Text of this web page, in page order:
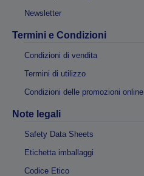
Newsletter
Termini e Condizioni
Condizioni di vendita
Termini di utilizzo
Condizioni delle promozioni online
Note legali
Safety Data Sheets
Etichetta imballaggi
Codice Etico